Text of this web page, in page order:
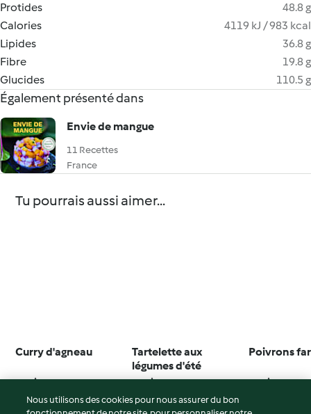
Protides
48.8 g
Calories
4119 kJ / 983 kcal
Lipides
36.8 g
Fibre
19.8 g
Glucides
110.5 g
Également présenté dans
Envie de mangue
11 Recettes
France
Tu pourrais aussi aimer...
Curry d'agneau
4.5 (77)
Tartelette aux
légumes d'été
4.6 (136)
Poivrons
3.8 (105)
Nous utilisons des cookies pour nous assurer du bon